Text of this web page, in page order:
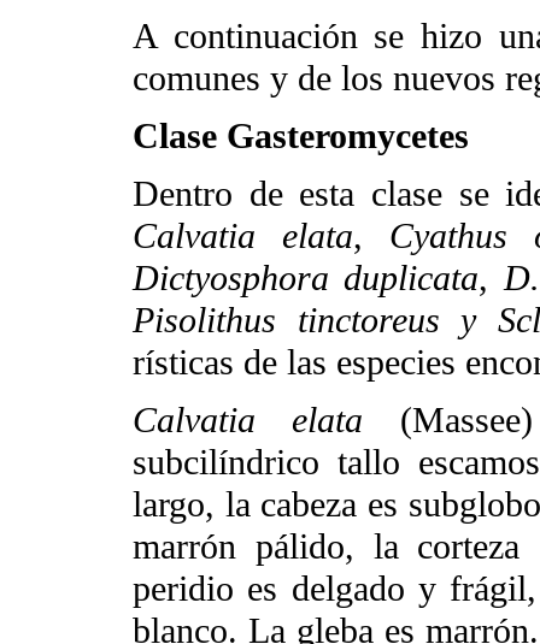
A continuación se hizo
comunes y de los nuevos
Clase Gasteromycetes
Dentro de esta clase se
Calvatia elata, Cyathus
Dictyosphora duplicata,
Pisolithus tinctoreus y
rísticas de las especies
Calvatia elata
subcilíndrico tallo
largo, la cabeza es
marrón pálido, la
peridio es delgado y
blanco. La gleba es